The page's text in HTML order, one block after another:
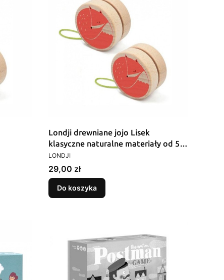
Londji drewniane jojo Lisek
klasyczne naturalne materiały od 5
lat
PRODUCENT
LONDJI
Cena
29,00 zł
Do koszyka